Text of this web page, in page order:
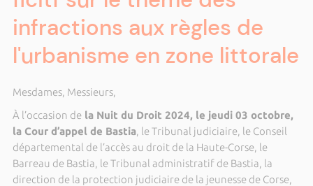
infractions aux règles de
l'urbanisme en zone littorale
Mesdames, Messieurs,
À l’occasion dela Nuit du Droit 2024, le jeudi 03 octobre,
la Cour d’appel de Bastia, le Tribunal judiciaire, le Conseil
départemental de l’accès au droit de la Haute-Corse, le
Barreau de Bastia, le Tribunal administratif de Bastia, la
direction de la protection judiciaire de la jeunesse de Corse,